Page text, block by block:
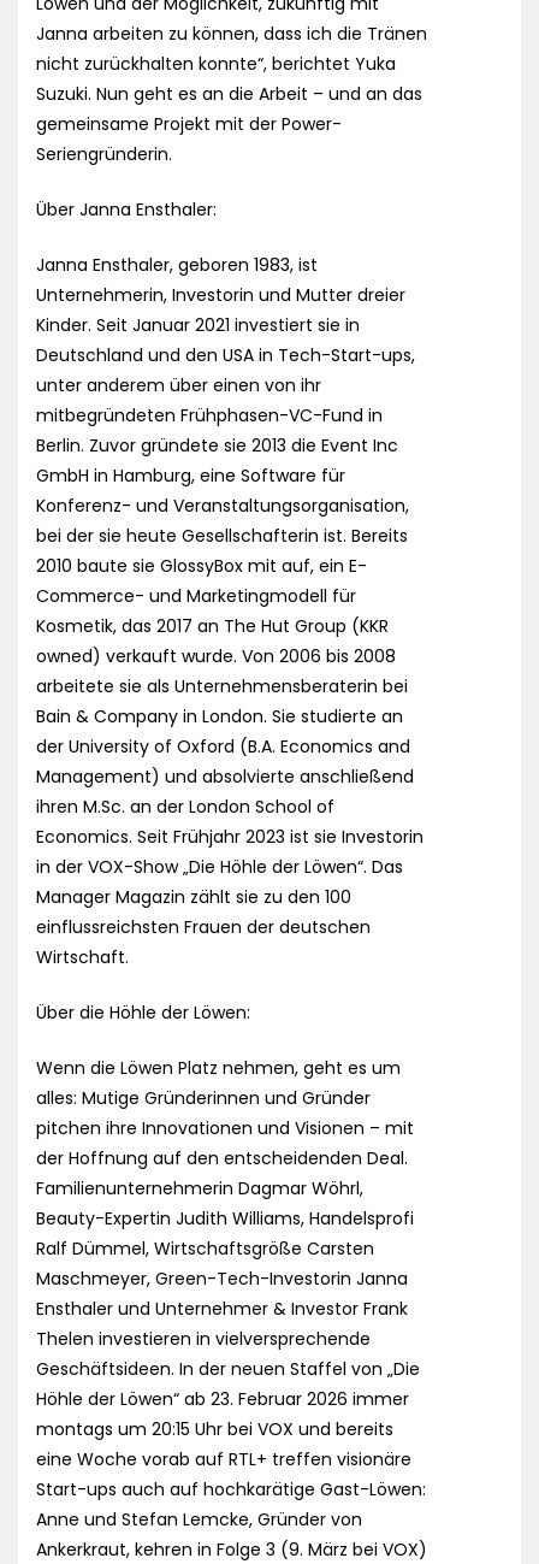
Janna arbeiten zu können, dass ich die Tränen
nicht zurückhalten konnte“, berichtet Yuka
Suzuki. Nun geht es an die Arbeit – und an das
gemeinsame Projekt mit der Power-
Seriengründerin.
Über Janna Ensthaler:
Janna Ensthaler, geboren 1983, ist
Unternehmerin, Investorin und Mutter dreier
Kinder. Seit Januar 2021 investiert sie in
Deutschland und den USA in Tech-Start-ups,
unter anderem über einen von ihr
mitbegründeten Frühphasen-VC-Fund in
Berlin. Zuvor gründete sie 2013 die Event Inc
GmbH in Hamburg, eine Software für
Konferenz- und Veranstaltungsorganisation,
bei der sie heute Gesellschafterin ist. Bereits
2010 baute sie GlossyBox mit auf, ein E-
Commerce- und Marketingmodell für
Kosmetik, das 2017 an The Hut Group (KKR
owned) verkauft wurde. Von 2006 bis 2008
arbeitete sie als Unternehmensberaterin bei
Bain & Company in London. Sie studierte an
der University of Oxford (B.A. Economics and
Management) und absolvierte anschließend
ihren M.Sc. an der London School of
Economics. Seit Frühjahr 2023 ist sie Investorin
in der VOX-Show „Die Höhle der Löwen“. Das
Manager Magazin zählt sie zu den 100
einflussreichsten Frauen der deutschen
Wirtschaft.
Über die Höhle der Löwen:
Wenn die Löwen Platz nehmen, geht es um
alles: Mutige Gründerinnen und Gründer
pitchen ihre Innovationen und Visionen – mit
der Hoffnung auf den entscheidenden Deal.
Familienunternehmerin Dagmar Wöhrl,
Beauty-Expertin Judith Williams, Handelsprofi
Ralf Dümmel, Wirtschaftsgröße Carsten
Maschmeyer, Green-Tech-Investorin Janna
Ensthaler und Unternehmer & Investor Frank
Thelen investieren in vielversprechende
Geschäftsideen. In der neuen Staffel von „Die
Höhle der Löwen“ ab 23. Februar 2026 immer
montags um 20:15 Uhr bei VOX und bereits
eine Woche vorab auf RTL+ treffen visionäre
Start-ups auch auf hochkarätige Gast-Löwen:
Anne und Stefan Lemcke, Gründer von
Ankerkraut, kehren in Folge 3 (9. März bei VOX)